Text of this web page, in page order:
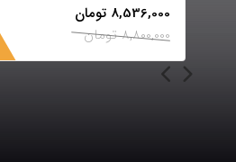
8,536,000 تومان
8,800,000 تومان